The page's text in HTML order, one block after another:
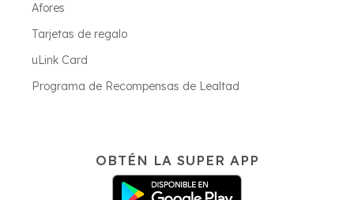
Afores
Tarjetas de regalo
uLink Card
Programa de Recompensas de Lealtad
OBTÉN LA SUPER APP